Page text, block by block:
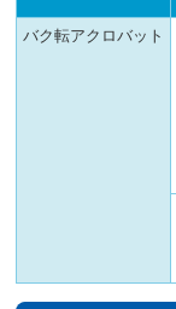
バク転アクロバット